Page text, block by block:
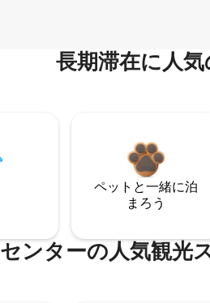
長期滞在に人
ペットと一緒に泊
まろう
センターの人気観光